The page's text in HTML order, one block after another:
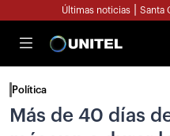
Últimas noticias Santa
Política
Más de 40 días